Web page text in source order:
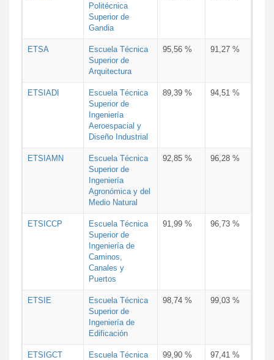
Politécnica
Superior de
Gandia
ETSA
Escuela Técnica
Superior de
Arquitectura
95,56 % 91,27 %
ETSIADI
Escuela Técnica
Superior de
Ingeniería
Aeroespacial y
Diseño Industrial
89,39 % 94,51 %
ETSIAMN
Escuela Técnica
Superior de
Ingeniería
Agronómica y del
Medio Natural
92,85 % 96,28 %
ETSICCP
Escuela Técnica
Superior de
Ingeniería de
Caminos,
Canales y
Puertos
91,99 % 96,73 %
ETSIE
Escuela Técnica
Superior de
Ingeniería de
Edificación
98,74 % 99,03 %
ETSIGCT
Escuela Técnica
99,90 % 97,41 %